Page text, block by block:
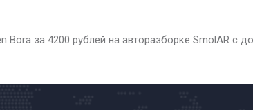
Bora за 4200 рублей на авторазборке SmolAR с